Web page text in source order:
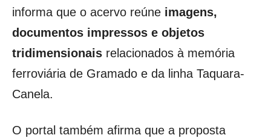
informa que o acervo reúne imagens,
documentos impressos e objetos
tridimensionais relacionados à memória
ferroviária de Gramado e da linha Taquara-
Canela.
O portal também afirma que a proposta